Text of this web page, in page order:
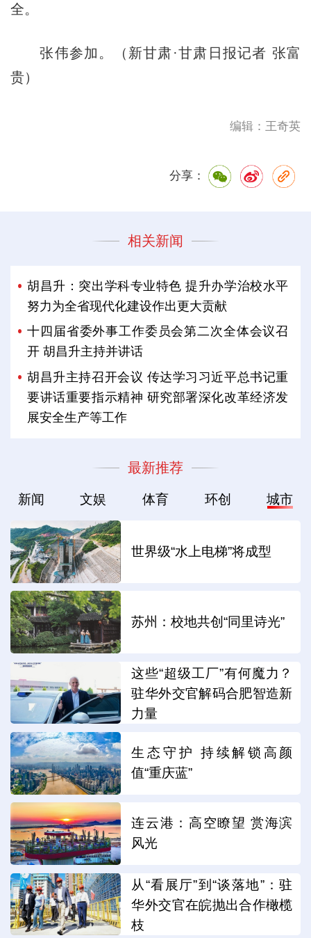
全。
张伟参加。（新甘肃·甘肃日报记者 张富
贵）
编辑：王奇英
分享：
相关新闻
胡昌升：突出学科专业特色 提升办学治校水平
努力为全省现代化建设作出更大贡献
十四届省委外事工作委员会第二次全体会议召
开 胡昌升主持并讲话
胡昌升主持召开会议 传达学习习近平总书记重
要讲话重要指示精神 研究部署深化改革经济发
展安全生产等工作
最新推荐
新闻 文娱 体育 环创 城市
世界级“水上电梯”将成型
苏州：校地共创“同里诗光”
这些“超级工厂”有何魔力？
驻华外交官解码合肥智造新
力量
生态守护 持续解锁高颜
值“重庆蓝”
连云港：高空瞭望 赏海滨
风光
从“看展厅”到“谈落地”：驻
华外交官在皖抛出合作橄榄
枝